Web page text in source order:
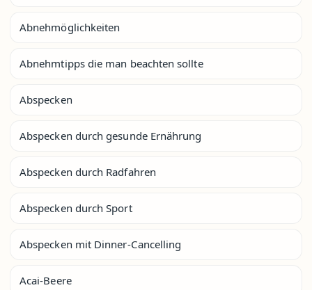
Abnehmöglichkeiten
Abnehmtipps die man beachten sollte
Abspecken
Abspecken durch gesunde Ernährung
Abspecken durch Radfahren
Abspecken durch Sport
Abspecken mit Dinner-Cancelling
Acai-Beere